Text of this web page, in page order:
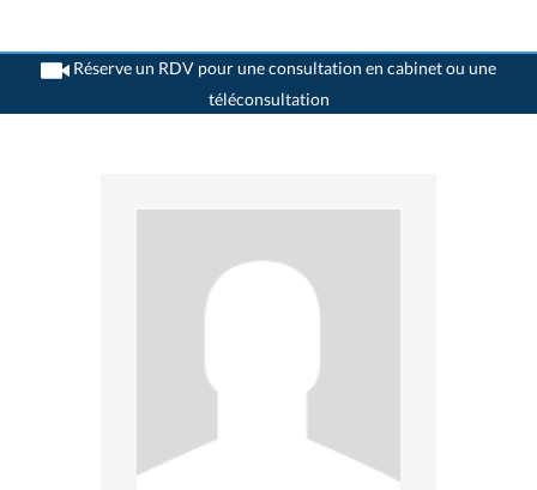
Réserve un RDV pour une consultation en cabinet ou une
téléconsultation
>Généralistes>Goldach>Dr. Christoph Widrig-Lussy>Consultation avec Dr.